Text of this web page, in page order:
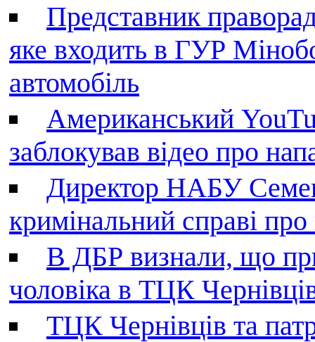
Представник
яке входить в ГУР
автомобіль
Американський
заблокував відео про
Директор НАБУ
кримінальний справі
В ДБР визнали, що
чоловіка в ТЦК Чернівців
ТЦК Чернівців та